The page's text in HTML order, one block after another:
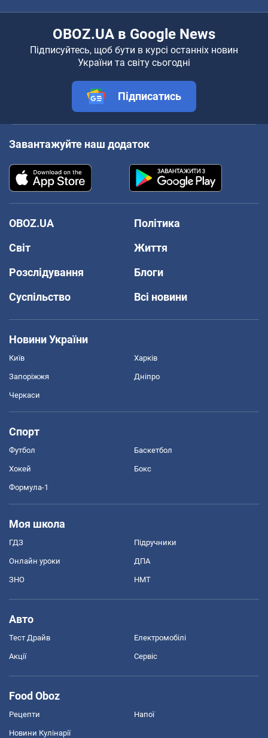
OBOZ.UA в Google News
Підписуйтесь, щоб бути в курсі останніх новин
України та світу сьогодні
Підписатись
Завантажуйте наш додаток
OBOZ.UA
Політика
Світ
Життя
Розслідування
Блоги
Суспільство
Всі новини
Новини України
Київ Харків
Запоріжжя Дніпро
Черкаси
Спорт
Футбол Баскетбол
Хокей Бокс
Формула-1
Моя школа
ГДЗ Підручники
Онлайн уроки ДПА
ЗНО НМТ
Авто
Тест Драйв Електромобілі
Акції Сервіс
Food Oboz
Рецепти Напої
Новини Кулінарії